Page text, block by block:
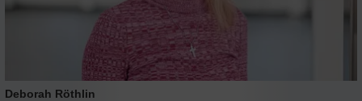
Deborah Röthlin